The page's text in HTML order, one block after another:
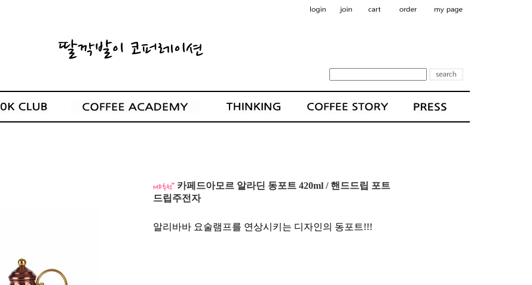
카페드아모르 알라딘 동포트 420ml / 핸드드립 포트
드립주전자
알리바바 요술램프를 연상시키는 디자인의 동포트!!!